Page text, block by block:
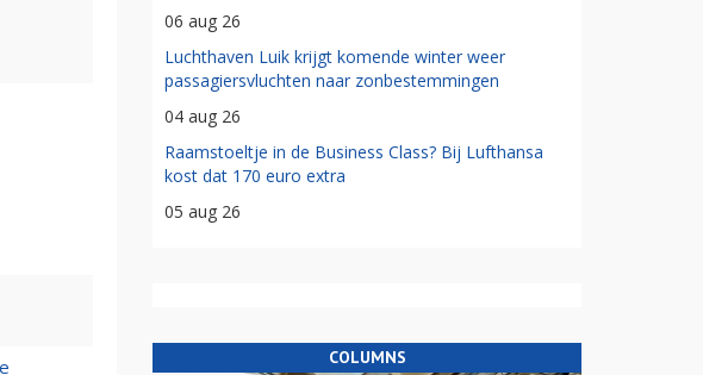
06 aug 26
Luchthaven Luik krijgt komende winter weer
passagiersvluchten naar zonbestemmingen
04 aug 26
Raamstoeltje in de Business Class? Bij Lufthansa
kost dat 170 euro extra
05 aug 26
COLUMNS